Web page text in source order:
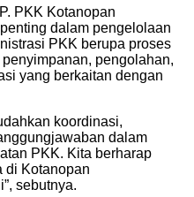
PKK Kotanopan
dalam pengelolaan
PKK berupa proses
pengolahan,
yang berkaitan dengan
koordinasi,
dalam
PKK. Kita berharap
di Kotanopan
sebutnya.